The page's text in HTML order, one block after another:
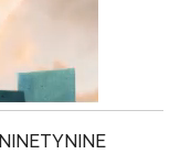
NINETYNINE